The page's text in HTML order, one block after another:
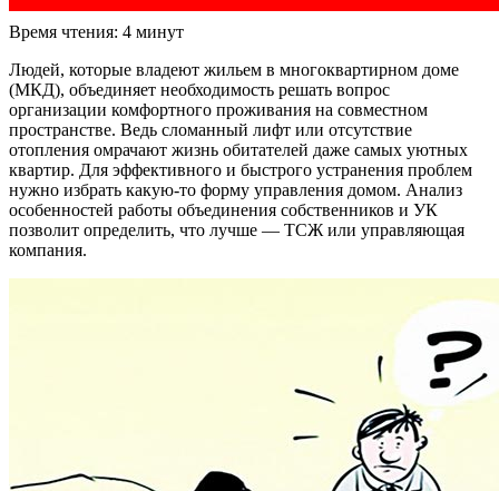
Время чтения: 4 минут
Людей, которые владеют жильем в многоквартирном доме
(МКД), объединяет необходимость решать вопрос
организации комфортного проживания на совместном
пространстве. Ведь сломанный лифт или отсутствие
отопления омрачают жизнь обитателей даже самых уютных
квартир. Для эффективного и быстрого устранения проблем
нужно избрать какую-то форму управления домом. Анализ
особенностей работы объединения собственников и УК
позволит определить, что лучше — ТСЖ или управляющая
компания.